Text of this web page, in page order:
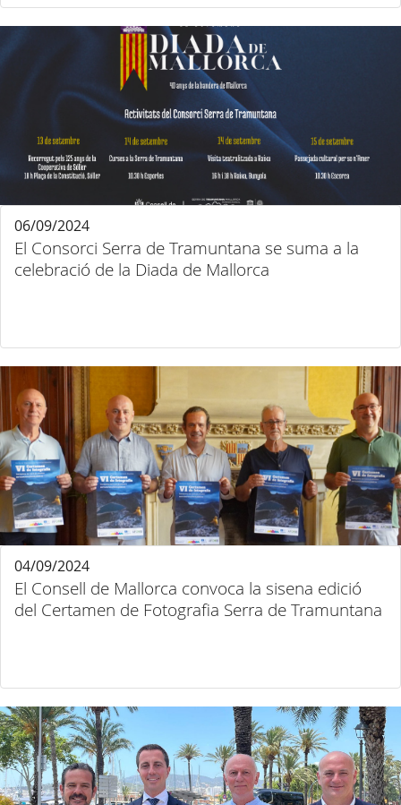
El Consorci Serra de Tramuntana se suma a la
celebració de la Diada de Mallorca
06/09/2024
El Consell de Mallorca convoca la sisena edició
del Certamen de Fotografia Serra de Tramuntana
04/09/2024